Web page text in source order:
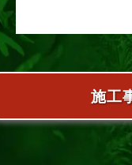
てやすい樹木と
きくな･･･
施工